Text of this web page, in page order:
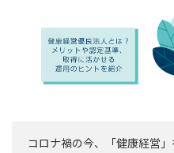
コロナ禍の今、「健康経営